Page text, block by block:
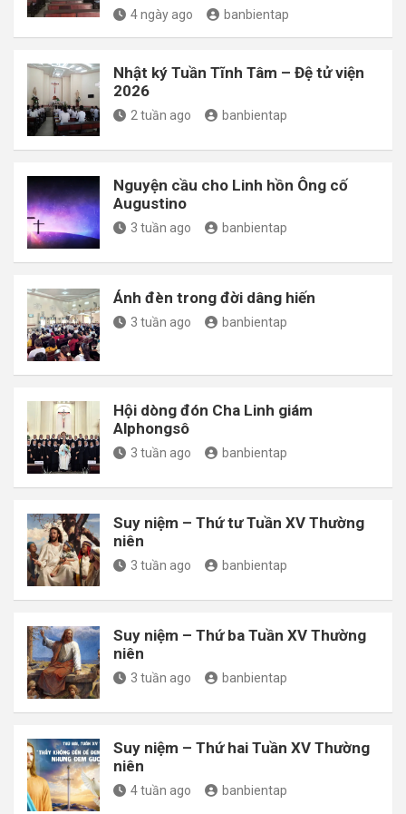
4 ngày ago banbientap
Nhật ký Tuần Tĩnh Tâm – Đệ tử viện
2026
2 tuần ago banbientap
Nguyện cầu cho Linh hồn Ông cố
Augustino
3 tuần ago banbientap
Ánh đèn trong đời dâng hiến
3 tuần ago banbientap
Hội dòng đón Cha Linh giám
Alphongsô
3 tuần ago banbientap
Suy niệm – Thứ tư Tuần XV Thường
niên
3 tuần ago banbientap
Suy niệm – Thứ ba Tuần XV Thường
niên
3 tuần ago banbientap
Suy niệm – Thứ hai Tuần XV Thường
niên
4 tuần ago banbientap